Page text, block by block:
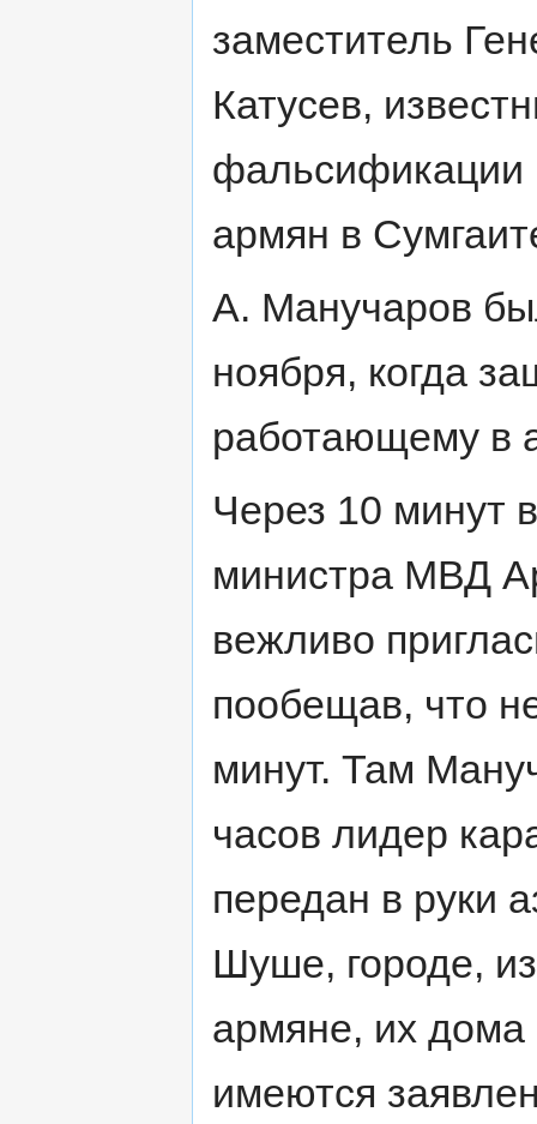
заместитель
Катусев,
фальсификации
армян в
А. Манучаров
ноября, когда
работающему в
Через 10 минут
министра МВД
вежливо
пообещав, что
минут. Там
часов лидер
передан в руки
Шуше, городе,
армяне, их дома
имеются